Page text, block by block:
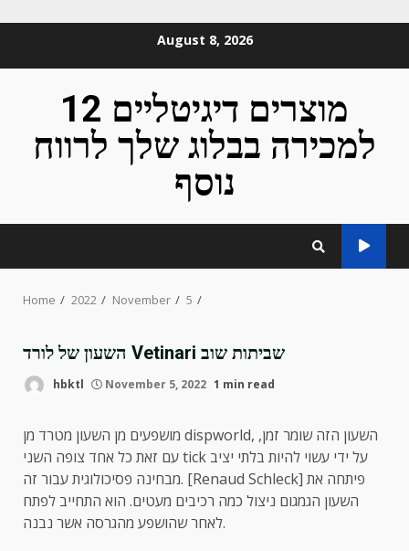
August 8, 2026
12 מוצרים דיגיטליים
למכירה בבלוג שלך לרווח
נוסף
Home 2022 November 5
השעון של לורד Vetinari שביתות שוב
hbktl November 5, 2022 1 min read
מושפעים מן השעון מטרד מן dispworld, השעון הזה שומר זמן,
עם זאת כל אחד צופה השני tick על ידי עשוי להיות בלתי יציב
מבחינה פסיכולוגית עבור זה. [Renaud Schleck] פיתחה את
השעון הגמגום ניצול כמה רכיבים מעטים. הוא התחייב לפתח
לאחר שהושפע מהגרסה אשר נבנה.